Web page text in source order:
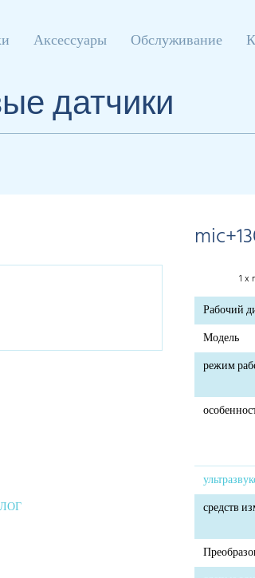
Аксессуары Обслуживание
датчики
1 x
Рабочий
Модель
режим
средств